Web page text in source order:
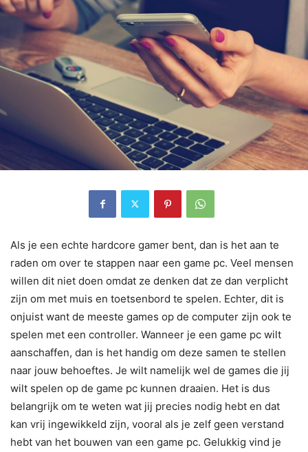
Als je een echte hardcore gamer bent, dan is het aan te
raden om over te stappen naar een game pc. Veel mensen
willen dit niet doen omdat ze denken dat ze dan verplicht
zijn om met muis en toetsenbord te spelen. Echter, dit is
onjuist want de meeste games op de computer zijn ook te
spelen met een controller. Wanneer je een game pc wilt
aanschaffen, dan is het handig om deze samen te stellen
naar jouw behoeftes. Je wilt namelijk wel de games die jij
wilt spelen op de game pc kunnen draaien. Het is dus
belangrijk om te weten wat jij precies nodig hebt en dat
kan vrij ingewikkeld zijn, vooral als je zelf geen verstand
hebt van het bouwen van een game pc. Gelukkig vind je